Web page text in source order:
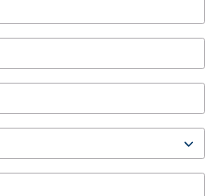
alla base di ciò che
sulle macchine